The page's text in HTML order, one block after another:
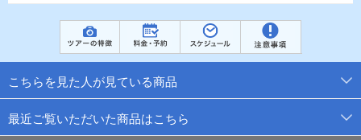
こちらを見た人が見ている商品
最近ご覧いただいた商品はこちら